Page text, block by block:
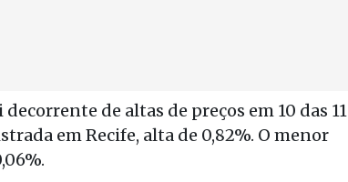
de altas de preços em 10 das 11
em Recife, alta de 0,82%. O menor